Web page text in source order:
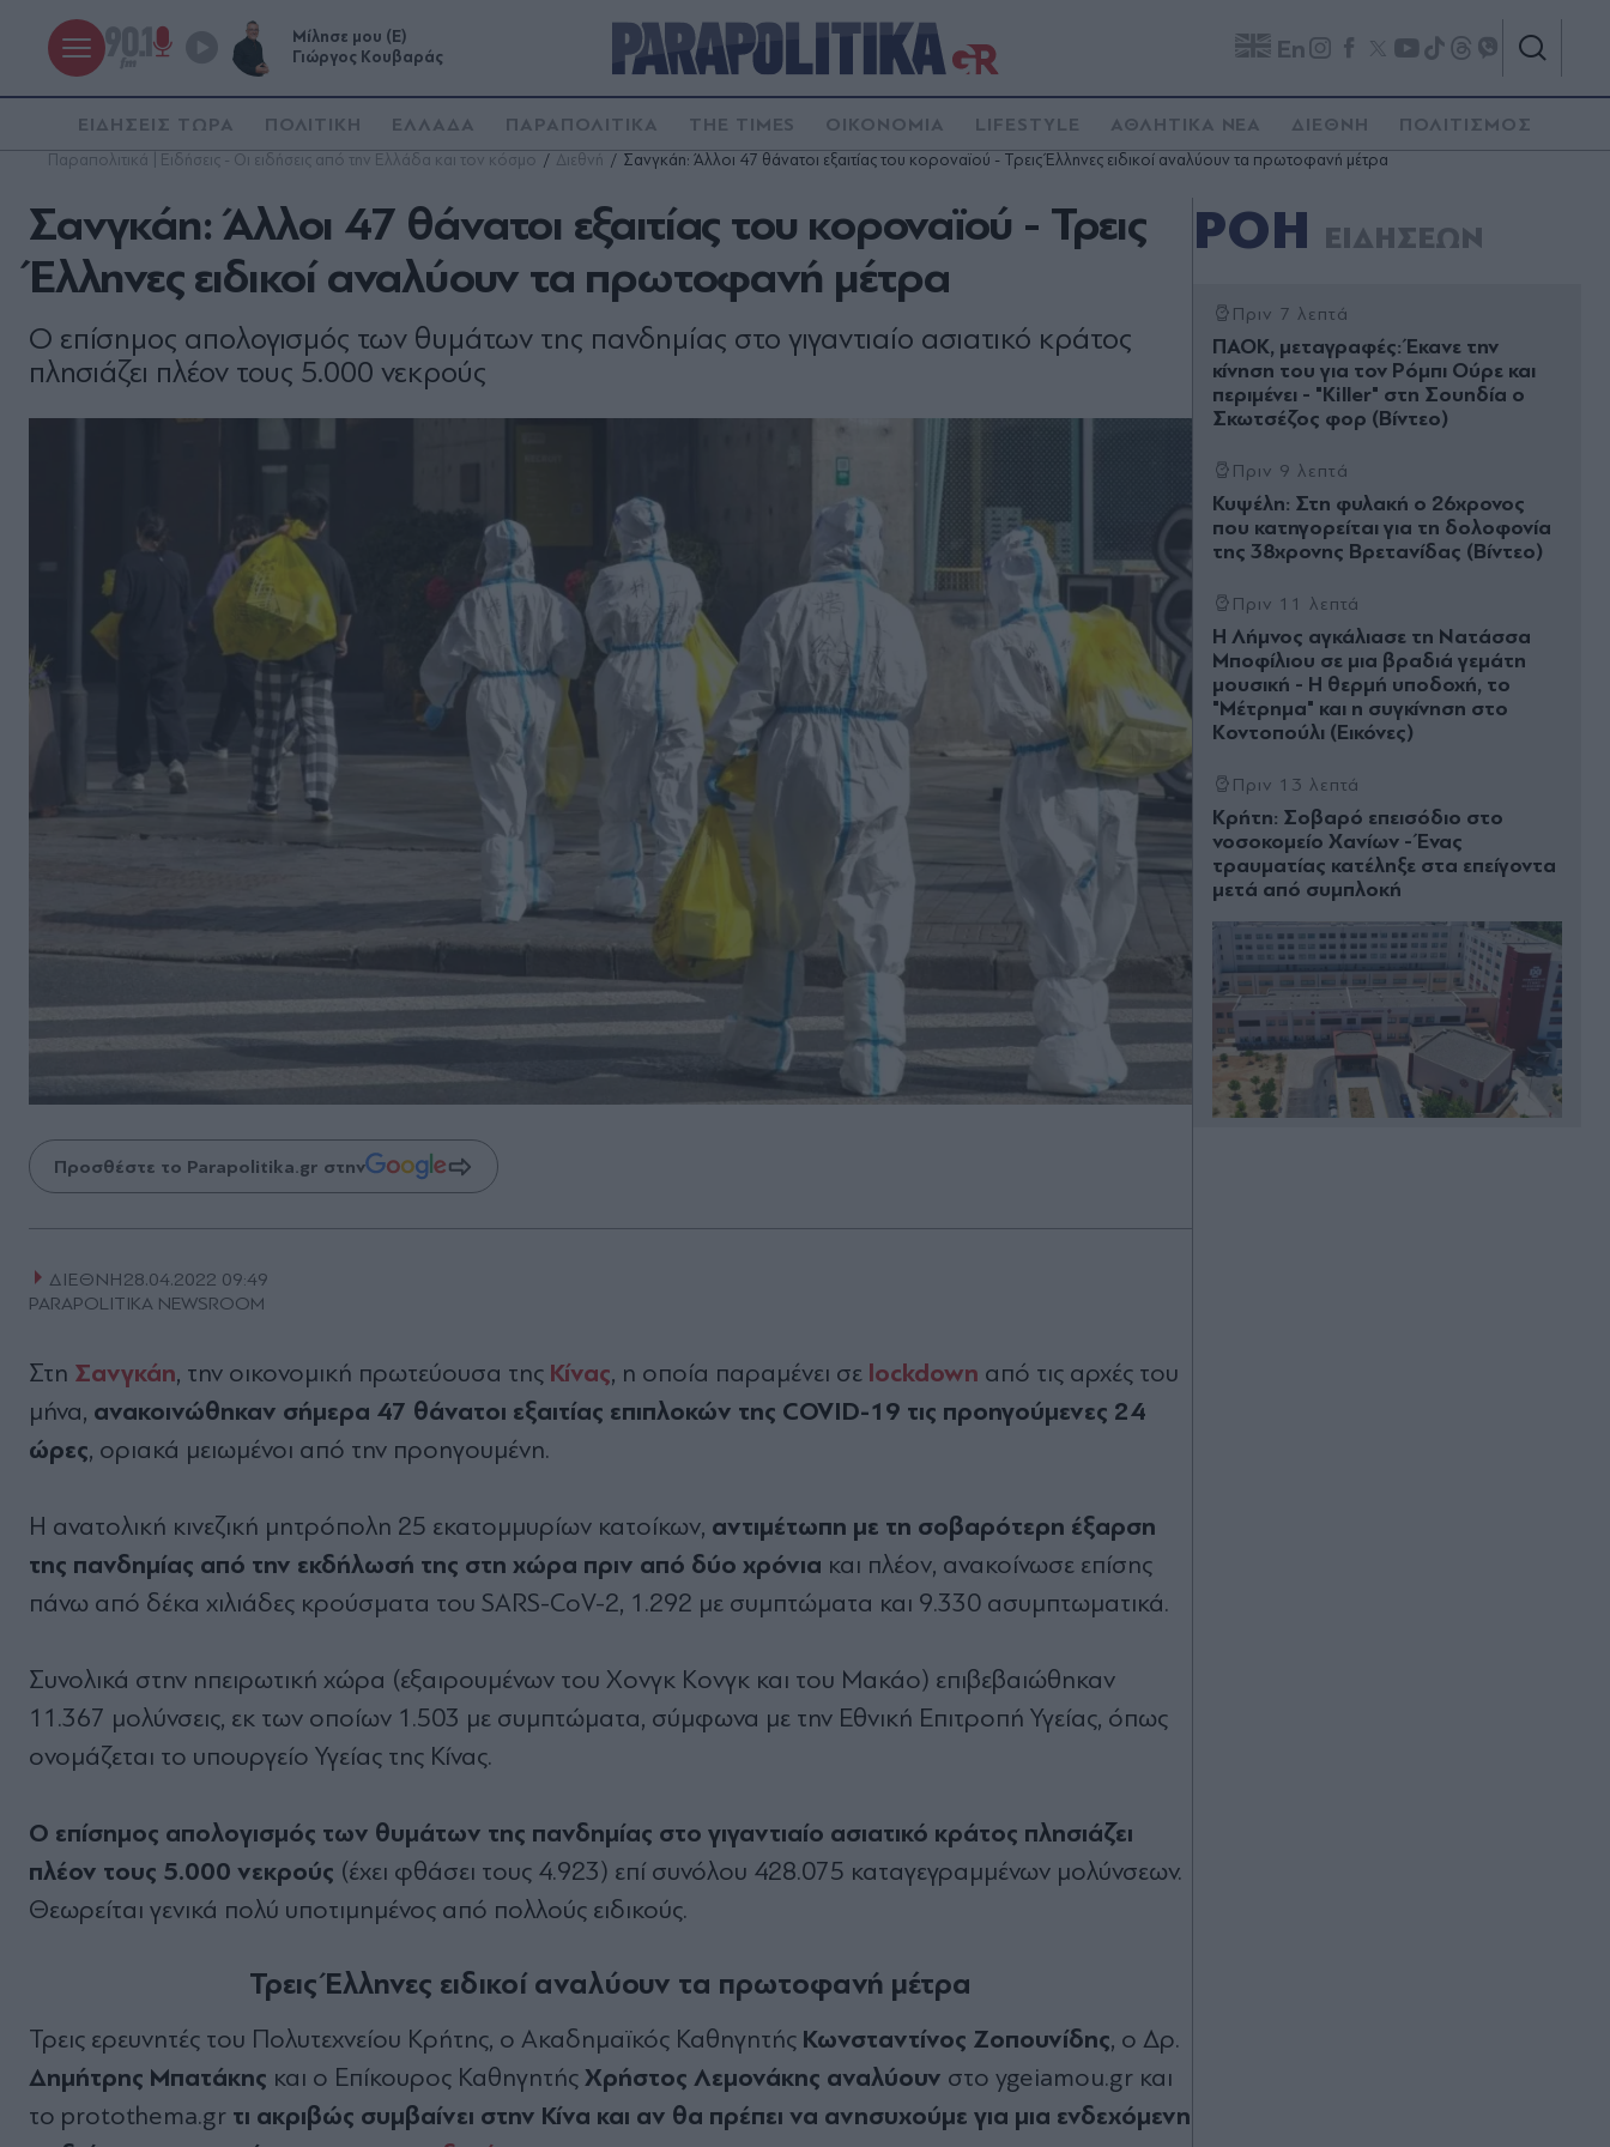
Μίλησε μου (Ε)
Γιώργος Κουβαράς
En
ΕΙΔΗΣΕΙΣ ΤΩΡΑ ΠΟΛΙΤΙΚΗ ΕΛΛΑΔΑ ΠΑΡΑΠΟΛΙΤΙΚΑ THE TIMES ΟΙΚΟΝΟΜΙΑ LIFESTYLE ΑΘΛΗΤΙΚΑ ΝΕΑ ΔΙΕΘΝΗ ΠΟΛΙΤΙΣΜΟΣ
Παραπολιτικά | Ειδήσεις - Οι ειδήσεις από την Ελλάδα και τον κόσμο Διεθνή Σανγκάη: Άλλοι 47 θάνατοι εξαιτίας του κοροναϊού - Τρεις Έλληνες ειδικοί αναλύουν τα πρωτοφανή μέτρα
Σανγκάη: Άλλοι 47 θάνατοι εξαιτίας του κοροναϊού - Τρεις
Έλληνες ειδικοί αναλύουν τα πρωτοφανή μέτρα
Ο επίσημος απολογισμός των θυμάτων της πανδημίας στο γιγαντιαίο ασιατικό κράτος
πλησιάζει πλέον τους 5.000 νεκρούς
Προσθέστε το Parapolitika.gr στην
ΔΙΕΘΝΗ28.04.2022 09:49
PARAPOLITIKA NEWSROOM
Στη Σανγκάη, την οικονομική πρωτεύουσα της Κίνας, η οποία παραμένει σε lockdown από τις αρχές του
μήνα, ανακοινώθηκαν σήμερα 47 θάνατοι εξαιτίας επιπλοκών της COVID-19 τις προηγούμενες 24
ώρες, οριακά μειωμένοι από την προηγουμένη.
Η ανατολική κινεζική μητρόπολη 25 εκατομμυρίων κατοίκων, αντιμέτωπη με τη σοβαρότερη έξαρση
της πανδημίας από την εκδήλωσή της στη χώρα πριν από δύο χρόνια και πλέον, ανακοίνωσε επίσης
πάνω από δέκα χιλιάδες κρούσματα του SARS-CoV-2, 1.292 με συμπτώματα και 9.330 ασυμπτωματικά.
Συνολικά στην ηπειρωτική χώρα (εξαιρουμένων του Χονγκ Κονγκ και του Μακάο) επιβεβαιώθηκαν
11.367 μολύνσεις, εκ των οποίων 1.503 με συμπτώματα, σύμφωνα με την Εθνική Επιτροπή Υγείας, όπως
ονομάζεται το υπουργείο Υγείας της Κίνας.
Ο επίσημος απολογισμός των θυμάτων της πανδημίας στο γιγαντιαίο ασιατικό κράτος πλησιάζει
πλέον τους 5.000 νεκρούς (έχει φθάσει τους 4.923) επί συνόλου 428.075 καταγεγραμμένων μολύνσεων.
Θεωρείται γενικά πολύ υποτιμημένος από πολλούς ειδικούς.
Τρεις Έλληνες ειδικοί αναλύουν τα πρωτοφανή μέτρα
Τρεις ερευνητές του Πολυτεχνείου Κρήτης, ο Ακαδημαϊκός Καθηγητής Κωνσταντίνος Ζοπουνίδης, ο Δρ.
Δημήτρης Μπατάκης και ο Επίκουρος Καθηγητής Χρήστος Λεμονάκης αναλύουν στο ygeiamou.gr και
το protothema.gr τι ακριβώς συμβαίνει στην Κίνα και αν θα πρέπει να ανησυχούμε για μια ενδεχόμενη
ΡΟΗ ΕΙΔΗΣΕΩΝ
Πριν 7 λεπτά
ΠΑΟΚ, μεταγραφές: Έκανε την
κίνηση του για τον Ρόμπι Ούρε και
περιμένει - "Killer" στη Σουηδία ο
Σκωτσέζος φορ (Βίντεο)
Πριν 9 λεπτά
Κυψέλη: Στη φυλακή ο 26χρονος
που κατηγορείται για τη δολοφονία
της 38χρονης Βρετανίδας (Βίντεο)
Πριν 11 λεπτά
Η Λήμνος αγκάλιασε τη Νατάσσα
Μποφίλιου σε μια βραδιά γεμάτη
μουσική - Η θερμή υποδοχή, το
"Μέτρημα" και η συγκίνηση στο
Κοντοπούλι (Εικόνες)
Πριν 13 λεπτά
Κρήτη: Σοβαρό επεισόδιο στο
νοσοκομείο Χανίων - Ένας
τραυματίας κατέληξε στα επείγοντα
μετά από συμπλοκή